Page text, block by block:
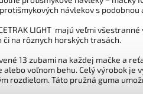
návlekov s podobnou
LIGHT majú veľmi
či na rôznych horských trasách.
13 zubami na každej mačke a
alebo voľnom behu. Celý výrobok
rozdielom. Táto pružná guma